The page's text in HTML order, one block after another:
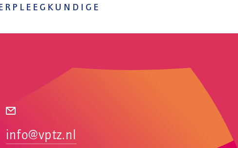
info@vptz.nl